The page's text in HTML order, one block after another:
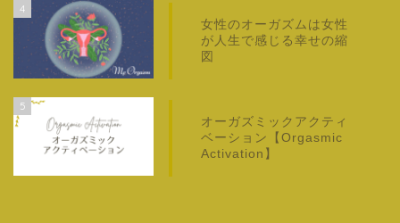
4
女性のオーガズムは女性
が人生で感じる幸せの縮
図
5
オーガズミックアクティ
ベーション【Orgasmic
Activation】